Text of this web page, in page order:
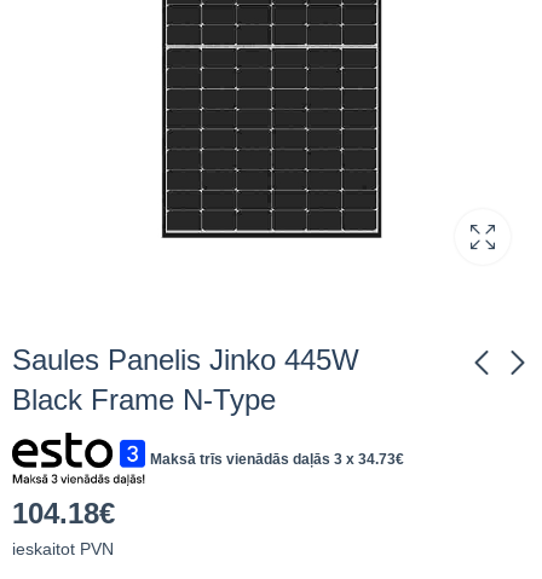
Saules Panelis Jinko 445W
Black Frame N-Type
440W Full black
485W Black Frame N-
Maksā trīs vienādās daļās 3 x 34.73€
104.18€
ieskaitot PVN